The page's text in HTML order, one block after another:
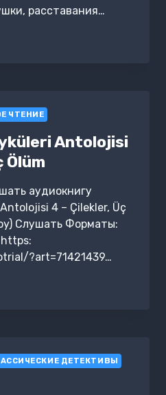
расставания…
ЧТЕНИЕ
Antolojisi
Ölüm
аудиокнигу
4 – Çilekler, Üç
Слушать Форматы:
https:
?art=71421439…
ДЕТЕКТИВЫ